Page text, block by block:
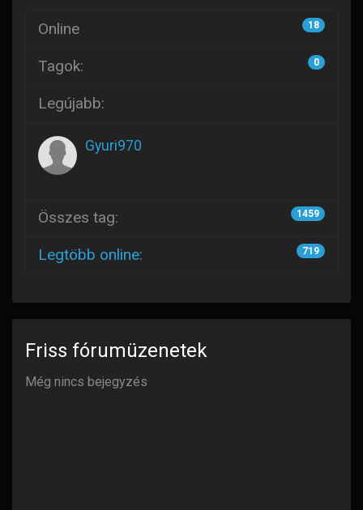
Online 18
Tagok: 0
Legújabb:
Gyuri970
Összes tag: 1459
Legtöbb online: 719
Friss fórumüzenetek
Még nincs bejegyzés